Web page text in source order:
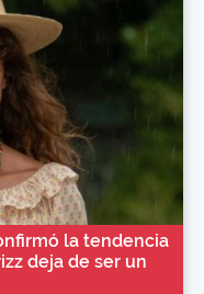
la tendencia
deja de ser un